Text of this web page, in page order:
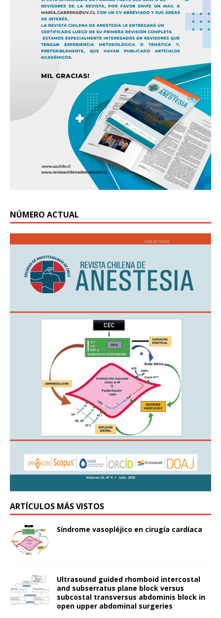
NÚMERO ACTUAL
ARTÍCULOS MÁS VISTOS
Síndrome vasopléjico en cirugía cardíaca
Ultrasound guided rhomboid intercostal
and subserratus plane block versus
subcostal transversus abdominis block in
open upper abdominal surgeries